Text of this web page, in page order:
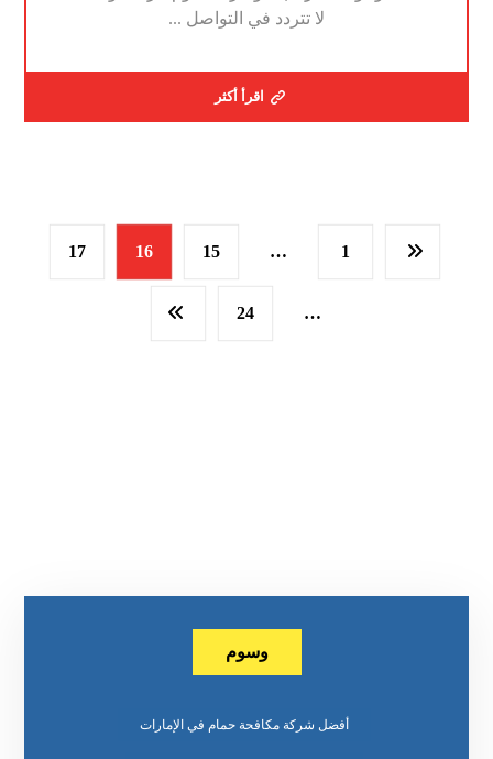
لا تتردد في التواصل ...
اقرأ أكثر
1
…
15
16
17
…
24
وسوم
أفضل شركة مكافحة حمام في الإمارات